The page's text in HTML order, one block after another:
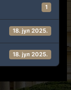
1
18. јул 2025.
18. јул 2025.